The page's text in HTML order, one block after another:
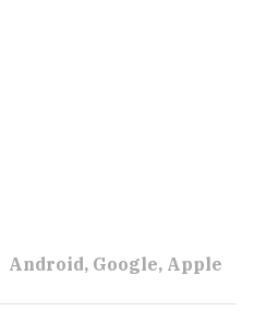
Android Google Apple